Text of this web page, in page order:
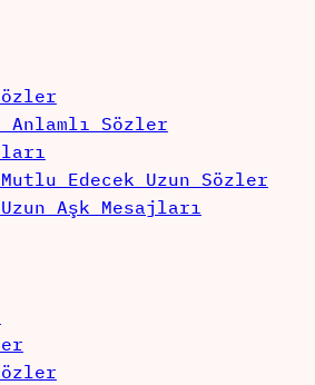
Sözler
Edecek Uzun Sözler
Aşk Mesajları